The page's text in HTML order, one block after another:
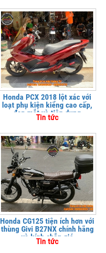
Honda PCX 2018 lột xác với
loạt phụ kiện kiểng cao cấp,
đẹp mắt và tiện dụng
Tin tức
Honda CG125 tiện ích hơn với
thùng Givi B27NX chính hãng
và kính chắn gió
Tin tức